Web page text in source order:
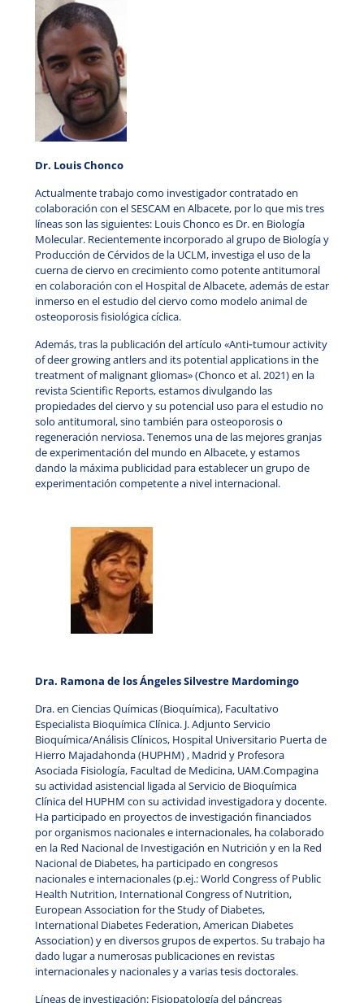
Dr. Louis Chonco
Actualmente trabajo como investigador contratado en
colaboración con el SESCAM en Albacete, por lo que mis tres
líneas son las siguientes: Louis Chonco es Dr. en Biología
Molecular. Recientemente incorporado al grupo de Biología y
Producción de Cérvidos de la UCLM, investiga el uso de la
cuerna de ciervo en crecimiento como potente antitumoral
en colaboración con el Hospital de Albacete, además de estar
inmerso en el estudio del ciervo como modelo animal de
osteoporosis fisiológica cíclica.
Además, tras la publicación del artículo «Anti‑tumour activity
of deer growing antlers and its potential applications in the
treatment of malignant gliomas» (Chonco et al. 2021) en la
revista Scientific Reports, estamos divulgando las
propiedades del ciervo y su potencial uso para el estudio no
solo antitumoral, sino también para osteoporosis o
regeneración nerviosa. Tenemos una de las mejores granjas
de experimentación del mundo en Albacete, y estamos
dando la máxima publicidad para establecer un grupo de
experimentación competente a nivel internacional.
Dra. Ramona de los Ángeles Silvestre Mardomingo
Dra. en Ciencias Químicas (Bioquímica), Facultativo
Especialista Bioquímica Clínica. J. Adjunto Servicio
Bioquímica/Análisis Clínicos, Hospital Universitario Puerta de
Hierro Majadahonda (HUPHM) , Madrid y Profesora
Asociada Fisiología, Facultad de Medicina, UAM.Compagina
su actividad asistencial ligada al Servicio de Bioquímica
Clínica del HUPHM con su actividad investigadora y docente.
Ha participado en proyectos de investigación financiados
por organismos nacionales e internacionales, ha colaborado
en la Red Nacional de Investigación en Nutrición y en la Red
Nacional de Diabetes, ha participado en congresos
nacionales e internacionales (p.ej.: World Congress of Public
Health Nutrition, International Congress of Nutrition,
European Association for the Study of Diabetes,
International Diabetes Federation, American Diabetes
Association) y en diversos grupos de expertos. Su trabajo ha
dado lugar a numerosas publicaciones en revistas
internacionales y nacionales y a varias tesis doctorales.
Líneas de investigación: Fisiopatología del páncreas